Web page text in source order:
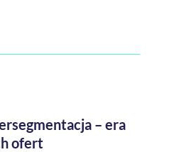
– era
ofert